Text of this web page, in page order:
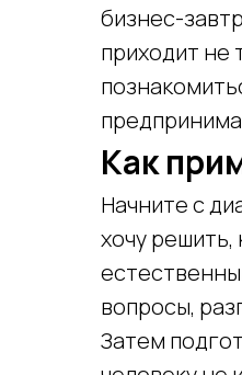
бизнес-
приходит не
Как
Начните с
хочу
вопросы,
Затем